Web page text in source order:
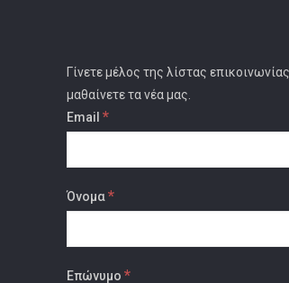
Γίνετε μέλος της λίστας
μαθαίνετε τα νέα μας.
Email *
Όνομα*
Επώνυμο *